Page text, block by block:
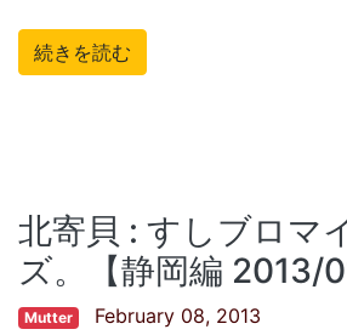
続きを読む
北寄貝 : すしブロマ
ズ。【静岡編 2013/
Mutter February 08, 2013